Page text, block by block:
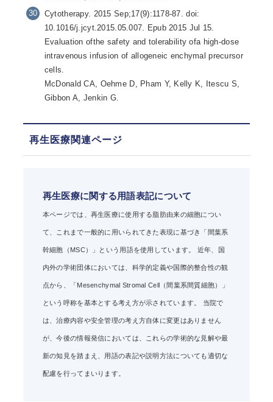
Cytotherapy. 2015 Sep;17(9):1178-87. doi:
10.1016/j.jcyt.2015.05.007. Epub 2015 Jul 15.
Evaluation ofthe safety and tolerability ofa high-dose
intravenous infusion of allogeneic enchymal precursor
cells.
McDonald CA, Oehme D, Pham Y, Kelly K, Itescu S,
Gibbon A, Jenkin G.
再生医療関連ページ
再生医療に関する用語表記について
本ページでは、再生医療に使用する脂肪由来の細胞につい
て、これまで一般的に用いられてきた表現に基づき「間葉系
幹細胞（MSC）」という用語を使用しています。 近年、国
内外の学術団体においては、科学的定義や国際的整合性の観
点から、「Mesenchymal Stromal Cell（間葉系間質細胞）」
という呼称を基本とする考え方が示されています。 当院で
は、治療内容や安全管理の考え方自体に変更はありません
が、今後の情報発信においては、これらの学術的な見解や最
新の知見を踏まえ、用語の表記や説明方法についても適切な
配慮を行ってまいります。